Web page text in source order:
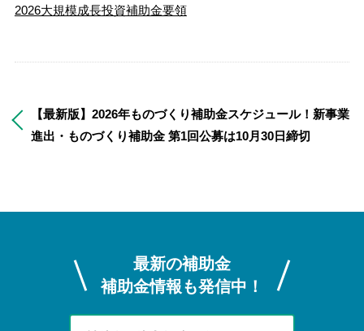
2026大規模成長投資補助金要領
【最新版】2026年ものづくり補助金スケジュール！新事業
進出・ものづくり補助金 第1回公募は10月30日締切
最新の補助金
補助金情報も発信中！